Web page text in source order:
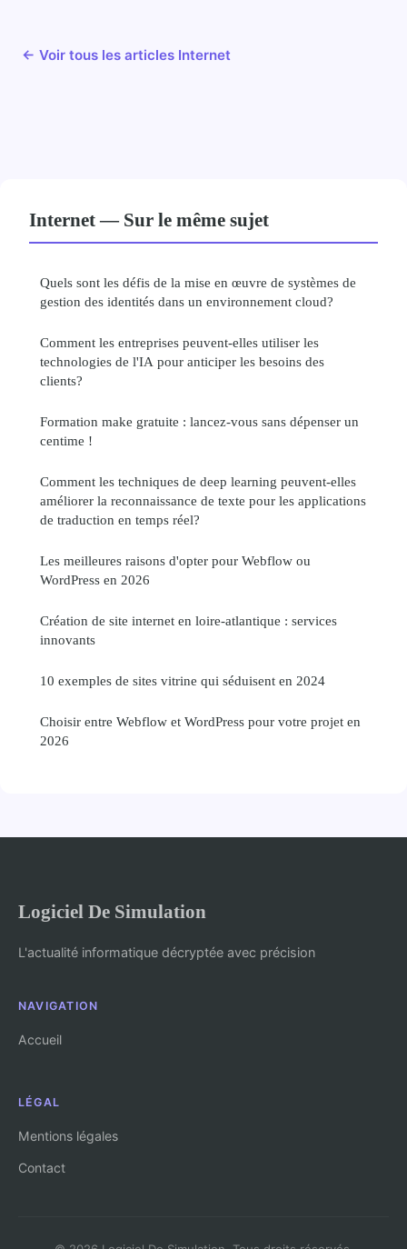
← Voir tous les articles Internet
Internet — Sur le même sujet
Quels sont les défis de la mise en œuvre de systèmes de
gestion des identités dans un environnement cloud?
Comment les entreprises peuvent-elles utiliser les
technologies de l'IA pour anticiper les besoins des
clients?
Formation make gratuite : lancez-vous sans dépenser un
centime !
Comment les techniques de deep learning peuvent-elles
améliorer la reconnaissance de texte pour les applications
de traduction en temps réel?
Les meilleures raisons d'opter pour Webflow ou
WordPress en 2026
Création de site internet en loire-atlantique : services
innovants
10 exemples de sites vitrine qui séduisent en 2024
Choisir entre Webflow et WordPress pour votre projet en
2026
Logiciel De Simulation
L'actualité informatique décryptée avec précision
NAVIGATION
Accueil
LÉGAL
Mentions légales
Contact